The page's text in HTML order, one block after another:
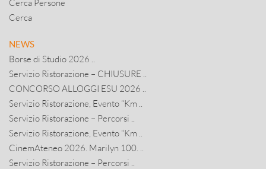
Cerca Persone
Cerca
NEWS
Borse di Studio 2026 ..
Servizio Ristorazione – CHIUSURE ..
CONCORSO ALLOGGI ESU 2026 ..
Servizio Ristorazione, Evento “Km ..
Servizio Ristorazione – Percorsi ..
Servizio Ristorazione, Evento “Km ..
CinemAteneo 2026. Marilyn 100. ..
Servizio Ristorazione – Percorsi ..